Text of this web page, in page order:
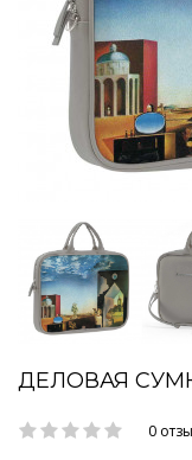
ДЕЛОВАЯ
0